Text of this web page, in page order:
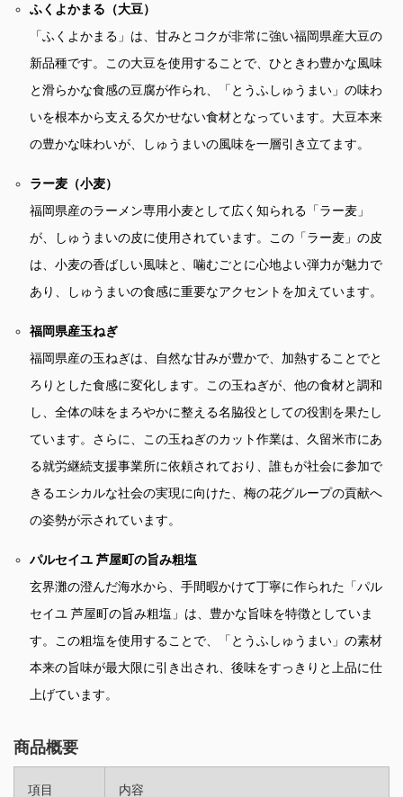
ふくよかまる（大豆）
「ふくよかまる」は、甘みとコクが非常に強い福岡県産大豆の
新品種です。この大豆を使用することで、ひときわ豊かな風味
と滑らかな食感の豆腐が作られ、「とうふしゅうまい」の味わ
いを根本から支える欠かせない食材となっています。大豆本来
の豊かな味わいが、しゅうまいの風味を一層引き立てます。
ラー麦（小麦）
福岡県産のラーメン専用小麦として広く知られる「ラー麦」
が、しゅうまいの皮に使用されています。この「ラー麦」の皮
は、小麦の香ばしい風味と、噛むごとに心地よい弾力が魅力で
あり、しゅうまいの食感に重要なアクセントを加えています。
福岡県産玉ねぎ
福岡県産の玉ねぎは、自然な甘みが豊かで、加熱することでと
ろりとした食感に変化します。この玉ねぎが、他の食材と調和
し、全体の味をまろやかに整える名脇役としての役割を果たし
ています。さらに、この玉ねぎのカット作業は、久留米市にあ
る就労継続支援事業所に依頼されており、誰もが社会に参加で
きるエシカルな社会の実現に向けた、梅の花グループの貢献へ
の姿勢が示されています。
パルセイユ 芦屋町の旨み粗塩
玄界灘の澄んだ海水から、手間暇かけて丁寧に作られた「パル
セイユ 芦屋町の旨み粗塩」は、豊かな旨味を特徴としていま
す。この粗塩を使用することで、「とうふしゅうまい」の素材
本来の旨味が最大限に引き出され、後味をすっきりと上品に仕
上げています。
商品概要
項目 内容